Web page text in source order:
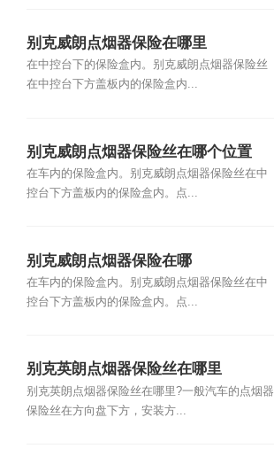
别克威朗点烟器保险在哪里
在中控台下的保险盒内。别克威朗点烟器保险丝
在中控台下方盖板内的保险盒内...
别克威朗点烟器保险丝在哪个位置
在车内的保险盒内。别克威朗点烟器保险丝在中
控台下方盖板内的保险盒内。点...
别克威朗点烟器保险在哪
在车内的保险盒内。别克威朗点烟器保险丝在中
控台下方盖板内的保险盒内。点...
别克英朗点烟器保险丝在哪里
别克英朗点烟器保险丝在哪里?一般汽车的点烟器
保险丝在方向盘下方，安装方...